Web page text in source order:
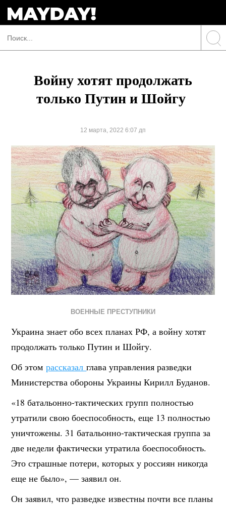
Войну хотят продолжать
только Путин и Шойгу
12 марта, 2022 6:07 дп
ВОЕННЫЕ ПРЕСТУПНИКИ
Украина знает обо всех планах РФ, а войну хотят
продолжать только Путин и Шойгу.
Об этомрассказалглава управления разведки
Министерства обороны Украины Кирилл Буданов.
«18 батальонно-тактических групп полностью
утратили свою боеспособность, еще 13 полностью
уничтожены. 31 батальонно-тактическая группа за
две недели фактически утратила боеспособность.
Это страшные потери, которых у россиян никогда
еще не было», — заявил он.
Он заявил, что разведке известны почти все планы